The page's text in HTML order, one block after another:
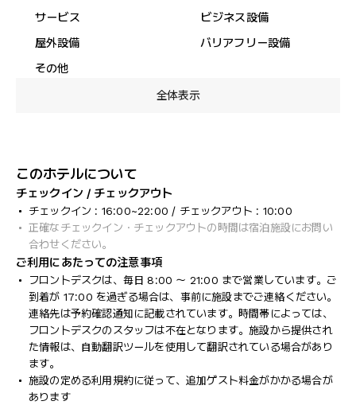
サービス
ビジネス設備
屋外設備
バリアフリー設備
その他
全体表示
このホテルについて
チェックイン / チェックアウト
チェックイン : 16:00~22:00 / チェックアウト : 10:00
正確なチェックイン・チェックアウトの時間は宿泊施設にお問い
合わせください。
ご利用にあたっての注意事項
フロントデスクは、毎日 8:00 ～ 21:00 まで営業しています。ご
到着が 17:00 を過ぎる場合は、事前に施設までご連絡ください。
連絡先は予約確認通知に記載されています。時間帯によっては、
フロントデスクのスタッフは不在となります。施設から提供され
た情報は、自動翻訳ツールを使用して翻訳されている場合があり
ます。
施設の定める利用規約に従って、追加ゲスト料金がかかる場合が
あります